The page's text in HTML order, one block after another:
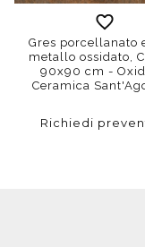
Gres porcellanato
metallo ossidato,
90x90 cm -
Ceramica
Richiedi